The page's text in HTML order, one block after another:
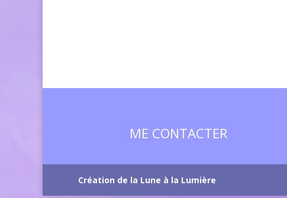
ME CONTACTER
Création de la Lune à la Lumière